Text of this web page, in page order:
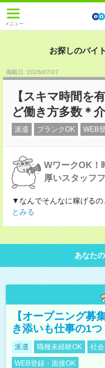
メニュー
お探しのバイ
掲載日 :2026/07/07
【スキマ時間を
ど働き方多数＊
派遣 ブランクOK WEB
WワークOK！
厚いスタッフ
▼なんでそんなに稼げる
とみる
あなた
【オープニング募
き添いも仕事の1つ
派遣 職種未経験OK 社
WEB登録・面接OK